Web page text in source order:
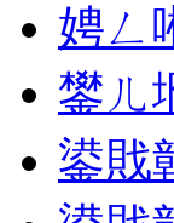
娉ㄥ
鐢ㄦ
鍙戝